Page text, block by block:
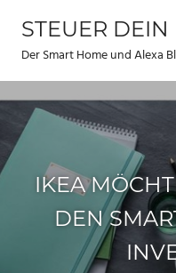
Inhalt
springen
STEUER DEIN
Der Smart Home und Alexa
IKEA
DEN